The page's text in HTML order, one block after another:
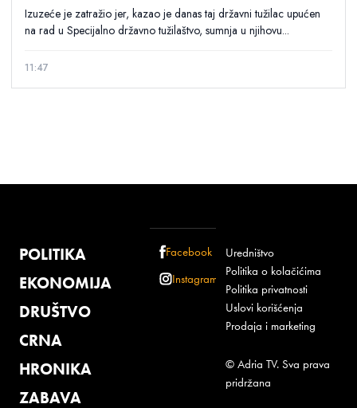
Izuzeće je zatražio jer, kazao je danas taj državni tužilac upućen
na rad u Specijalno državno tužilaštvo, sumnja u njihovu...
11:47
POLITIKA
EKONOMIJA
DRUŠTVO
CRNA
HRONIKA
ZABAVA
Facebook
Instagram
Uredništvo
Politika o kolačićima
Politika privatnosti
Uslovi korišćenja
Prodaja i marketing
© Adria TV. Sva prava
pridržana